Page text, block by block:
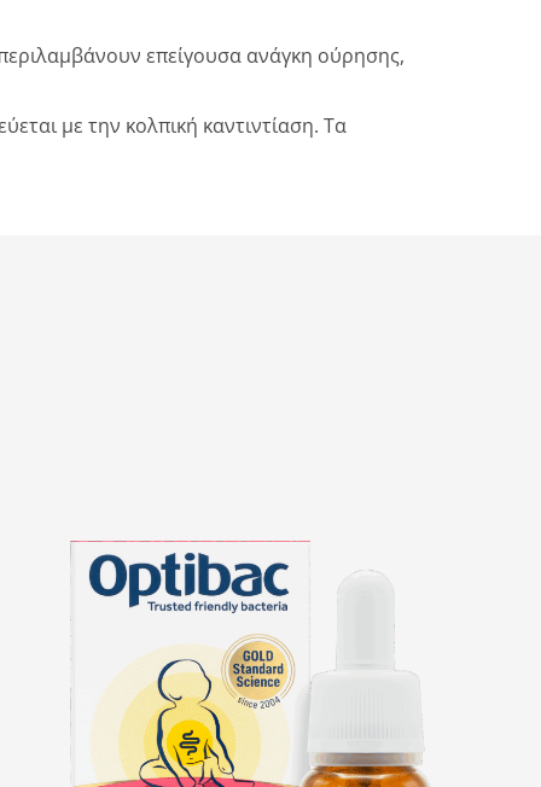
επείγουσα ανάγκη ούρησης,
με την κολπική καντιντίαση. Τα